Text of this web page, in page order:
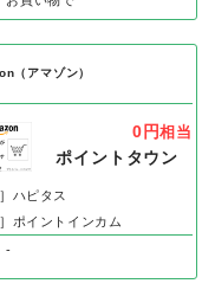
（アマゾン）
0円相当
ポイントタウン
］ハピタス
］ポイントインカム
-